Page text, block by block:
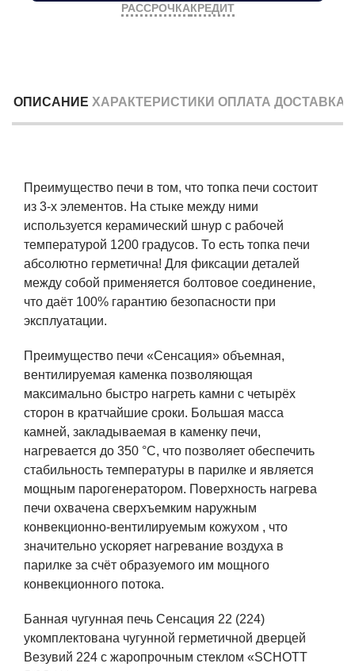
РАССРОЧКАКРЕДИТ
ОПИСАНИЕ ХАРАКТЕРИСТИКИ ОПЛАТА ДОСТАВКА
Преимущество печи в том, что топка печи состоит
из 3-х элементов. На стыке между ними
используется керамический шнур с рабочей
температурой 1200 градусов. То есть топка печи
абсолютно герметична! Для фиксации деталей
между собой применяется болтовое соединение,
что даёт 100% гарантию безопасности при
эксплуатации.
Преимущество печи «Сенсация» объемная,
вентилируемая каменка позволяющая
максимально быстро нагреть камни с четырёх
сторон в кратчайшие сроки. Большая масса
камней, закладываемая в каменку печи,
нагревается до 350 °С, что позволяет обеспечить
стабильность температуры в парилке и является
мощным парогенератором. Поверхность нагрева
печи охвачена сверхъемким наружным
конвекционно-вентилируемым кожухом , что
значительно ускоряет нагревание воздуха в
парилке за счёт образуемого им мощного
конвекционного потока.
Банная чугунная печь Сенсация 22 (224)
укомплектована чугунной герметичной дверцей
Везувий 224 с жаропрочным стеклом «SCHOTT